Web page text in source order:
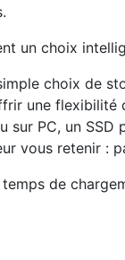
un choix
choix de
une
sur PC, un
vous retenir :
de